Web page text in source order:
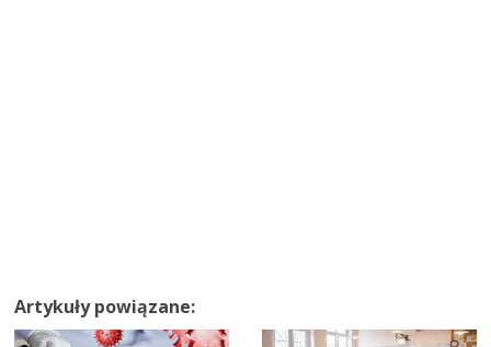
Artykuły powiązane: